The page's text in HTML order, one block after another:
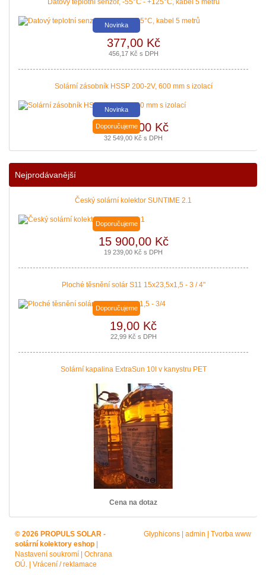
více zde ..
vytápění. Žádost o dotaci Vám zajistíme!
Datový teplotní senzor, -55°C - +125°C, kabel 5 metrů
Novinka
377,00 Kč
456,17 Kč s DPH
Solární zásobník HSSP 200-2V, 600 mm s izolací
Novinka
Doporučujeme
26 900,00 Kč
32 549,00 Kč s DPH
Nejprodávanější
Český solární kolektor SUNTIME 2.1
Doporučujeme
15 900,00 Kč
19 239,00 Kč s DPH
Ploché těsnění solár S11 15x23,5x1,5 - 3 / 4"
Doporučujeme
19,00 Kč
22,99 Kč s DPH
Solární kapalina ExtraSun 10l v kanystru PET
Cena na dotaz
© 2026 PROPULS SOLAR -
solární kolektory eshop
Nastavení soukromí
Ochrana
OÚ.
Vrácení / reklamace
Glyphicons admin Tvorba www